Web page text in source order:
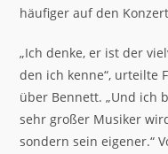
häufiger auf den
„Ich denke, er ist der
den ich kenne“, urteilte
über Bennett. „Und ich
sehr großer Musiker
sondern sein eigener.“